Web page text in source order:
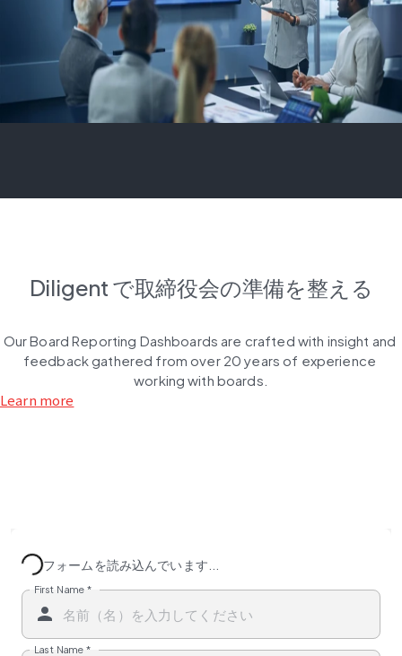
Diligent で取締役会の準備を整える
Our Board Reporting Dashboards are crafted with insight and
feedback gathered from over 20 years of experience
working with boards.
Learn more
フォームを読み込んでいます...
First Name *
Last Name *